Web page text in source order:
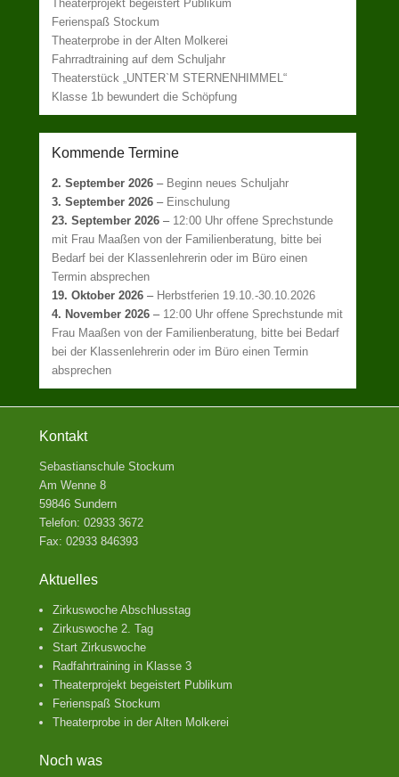
Theaterprojekt begeistert Publikum
Ferienspaß Stockum
Theaterprobe in der Alten Molkerei
Fahrradtraining auf dem Schuljahr
Theaterstück „UNTER`M STERNENHIMMEL“
Klasse 1b bewundert die Schöpfung
Kommende Termine
2. September 2026 – Beginn neues Schuljahr
3. September 2026 – Einschulung
23. September 2026 – 12:00 Uhr offene Sprechstunde
mit Frau Maaßen von der Familienberatung, bitte bei
Bedarf bei der Klassenlehrerin oder im Büro einen
Termin absprechen
19. Oktober 2026 – Herbstferien 19.10.-30.10.2026
4. November 2026 – 12:00 Uhr offene Sprechstunde mit
Frau Maaßen von der Familienberatung, bitte bei Bedarf
bei der Klassenlehrerin oder im Büro einen Termin
absprechen
Kontakt
Sebastianschule Stockum
Am Wenne 8
59846 Sundern
Telefon: 02933 3672
Fax: 02933 846393
Aktuelles
Zirkuswoche Abschlusstag
Zirkuswoche 2. Tag
Start Zirkuswoche
Radfahrtraining in Klasse 3
Theaterprojekt begeistert Publikum
Ferienspaß Stockum
Theaterprobe in der Alten Molkerei
Noch was